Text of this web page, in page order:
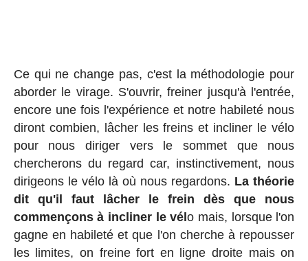
Ce qui ne change pas, c'est la méthodologie pour
aborder le virage. S'ouvrir, freiner jusqu'à l'entrée,
encore une fois l'expérience et notre habileté nous
diront combien, lâcher les freins et incliner le vélo
pour nous diriger vers le sommet que nous
chercherons du regard car, instinctivement, nous
dirigeons le vélo là où nous regardons. La théorie
dit qu'il faut lâcher le frein dès que nous
commençons à incliner le vélo mais, lorsque l'on
gagne en habileté et que l'on cherche à repousser
les limites, on freine fort en ligne droite mais on